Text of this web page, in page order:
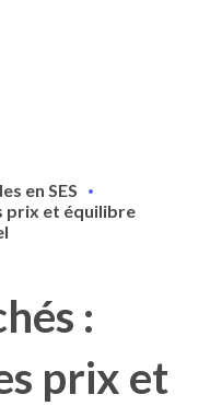
en SES
prix et équilibre
:
prix et